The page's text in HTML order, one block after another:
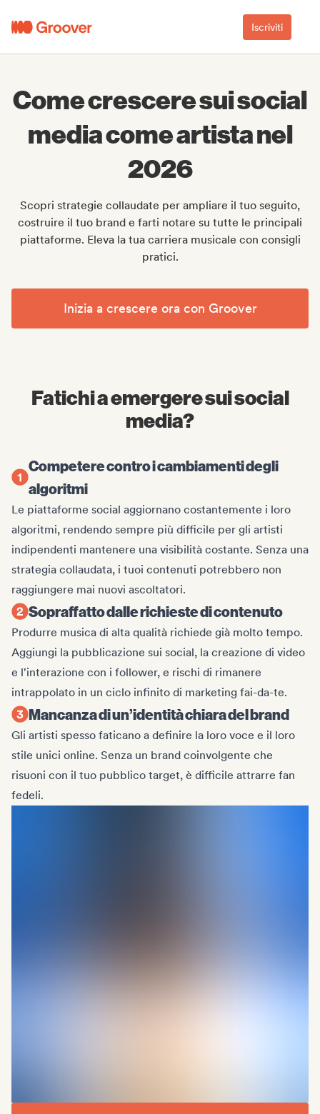
Iscriviti
Come crescere sui social
media come artista nel
2026
Scopri strategie collaudate per ampliare il tuo seguito,
costruire il tuo brand e farti notare su tutte le principali
piattaforme. Eleva la tua carriera musicale con consigli
pratici.
Inizia a crescere ora con Groover
Fatichi a emergere sui social
media?
Competere contro i cambiamenti degli
algoritmi
Le piattaforme social aggiornano costantemente i loro
algoritmi, rendendo sempre più difficile per gli artisti
indipendenti mantenere una visibilità costante. Senza una
strategia collaudata, i tuoi contenuti potrebbero non
raggiungere mai nuovi ascoltatori.
Sopraffatto dalle richieste di contenuto
Produrre musica di alta qualità richiede già molto tempo.
Aggiungi la pubblicazione sui social, la creazione di video
e l'interazione con i follower, e rischi di rimanere
intrappolato in un ciclo infinito di marketing fai-da-te.
Mancanza di un’identità chiara del brand
Gli artisti spesso faticano a definire la loro voce e il loro
stile unici online. Senza un brand coinvolgente che
risuoni con il tuo pubblico target, è difficile attrarre fan
fedeli.